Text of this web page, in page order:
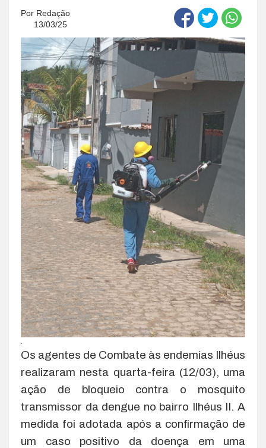
Por Redação
13/03/25
Os agentes de Combate às endemias Ilhéus
realizaram nesta quarta-feira (12/03), uma
ação de bloqueio contra o mosquito
transmissor da dengue no bairro Ilhéus II. A
medida foi adotada após a confirmação de
um caso positivo da doença em uma